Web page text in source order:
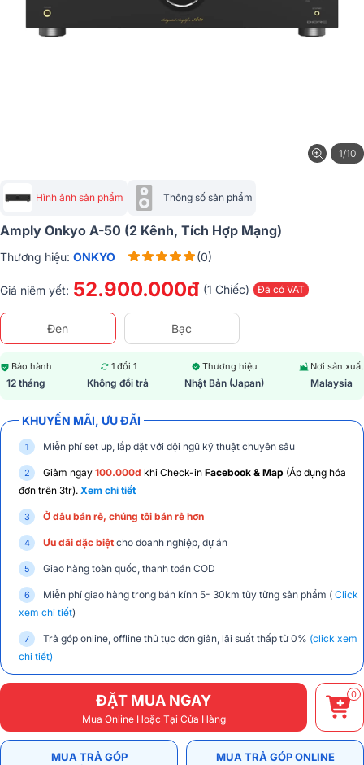
1/10
Hình ảnh sản phẩm Thông số sản phẩm
Amply Onkyo A-50 (2 Kênh, Tích Hợp Mạng)
Thương hiệu: ONKYO (0)
Giá niêm yết: 52.900.000đ (1 Chiếc) Đã có VAT
Đen Bạc
Bảo hành
12 tháng
1 đổi 1
Không đổi trả
Thương hiệu
Nhật Bản (Japan)
Nơi sản xuất
Malaysia
KHUYẾN MÃI, ƯU ĐÃI
Miễn phí set up, lắp đặt với đội ngũ kỹ thuật chuyên sâu
Giảm ngay 100.000đ khi Check-in Facebook & Map (Áp dụng hóa
đơn trên 3tr). Xem chi tiết
Ở đâu bán rẻ, chúng tôi bán rẻ hơn
Ưu đãi đặc biệt cho doanh nghiệp, dự án
Giao hàng toàn quốc, thanh toán COD
Miễn phí giao hàng trong bán kính 5- 30km tùy từng sản phẩm ( Click
xem chi tiết)
Trả góp online, offline thủ tục đơn giản, lãi suất thấp từ 0% (click xem
chi tiết)
ĐẶT MUA NGAY
Mua Online Hoặc Tại Cửa Hàng
0
MUA TRẢ GÓP MUA TRẢ GÓP ONLINE